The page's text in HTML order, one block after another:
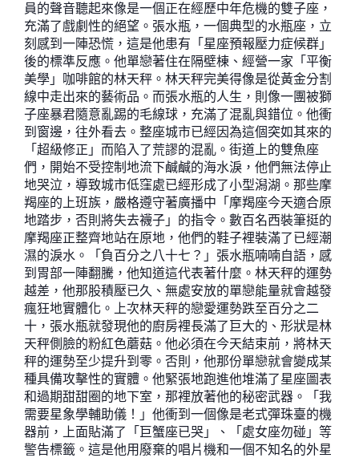
員的聲音聽起來像是一個正在經歷中年危機的雙子座，
充滿了戲劇性的絕望。張水瓶，一個典型的水瓶座，立
刻感到一陣恐慌，這是他患有「星座預報壓力症候群」
後的標準反應。他單戀著住在隔壁棟、經營一家「平衡
美學」咖啡館的林天秤。林天秤完美得像是從黃金分割
線中走出來的藝術品。而張水瓶的人生，則像一團被獅
子座暴君隨意亂踢的毛線球，充滿了混亂與錯位。他衝
到窗邊，往外看去。整座城市已經因為這個突如其來的
「超級修正」而陷入了荒謬的混亂。街道上的雙魚座
們，開始不受控制地流下鹹鹹的海水淚，他們無法停止
地哭泣，導致城市低窪處已經形成了小型潟湖。那些摩
羯座的上班族，嚴格遵守著廣播中「摩羯座今天適合原
地踏步，否則將失去襪子」的指令。數百名西裝筆挺的
摩羯座正整齊地站在原地，他們的鞋子裡裝滿了已經潮
濕的淚水。「負百分之八十七？」張水瓶喃喃自語，感
到胃部一陣翻騰，他知道這代表著什麼。林天秤的運勢
越差，他那股積壓已久、無處安放的單戀能量就會越發
瘋狂地實體化。上次林天秤的戀愛運勢跌至百分之二
十，張水瓶就發現他的廚房裡長滿了巨大的、形狀是林
天秤側臉的粉紅色蘑菇。他必須在今天結束前，將林天
秤的運勢至少提升到零。否則，他那份單戀就會變成某
種具備攻擊性的實體。他緊張地跑進他堆滿了星座圖表
和過期甜甜圈的地下室，那裡放著他的秘密武器。「我
需要星象學輔助儀！」他衝到一個像是老式彈珠臺的機
器前，上面貼滿了「巨蟹座已哭」、「處女座勿碰」等
警告標籤。這是他用廢棄的唱片機和一個不知名的外星